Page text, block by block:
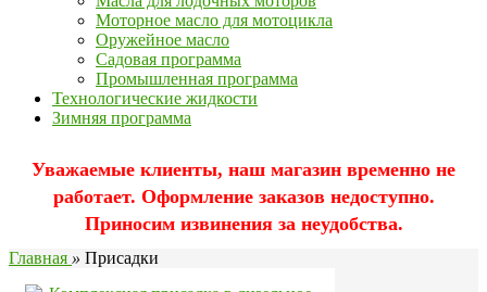
Моторное масло для мотоцикла
Оружейное масло
Садовая программа
Промышленная программа
Технологические жидкости
Зимняя программа
Уважаемые клиенты, наш магазин временно не
работает. Оформление заказов недоступно.
Приносим извинения за неудобства.
Главная » Присадки